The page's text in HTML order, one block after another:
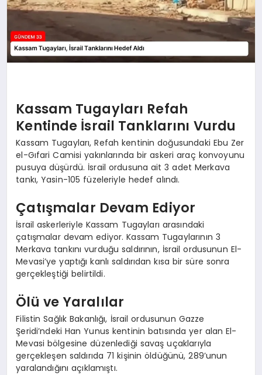
Kassam Tugayları Refah
Kentinde İsrail Tanklarını Vurdu
Kassam Tugayları, Refah kentinin doğusundaki Ebu Zer
el-Gıfari Camisi yakınlarında bir askeri araç konvoyunu
pusuya düşürdü. İsrail ordusuna ait 3 adet Merkava
tankı, Yasin-105 füzeleriyle hedef alındı.
Çatışmalar Devam Ediyor
İsrail askerleriyle Kassam Tugayları arasındaki
çatışmalar devam ediyor. Kassam Tugaylarının 3
Merkava tankını vurduğu saldırının, İsrail ordusunun El-
Mevasi’ye yaptığı kanlı saldırıdan kısa bir süre sonra
gerçekleştiği belirtildi.
Ölü ve Yaralılar
Filistin Sağlık Bakanlığı, İsrail ordusunun Gazze
Şeridi’ndeki Han Yunus kentinin batısında yer alan El-
Mevasi bölgesine düzenlediği savaş uçaklarıyla
gerçekleşen saldırıda 71 kişinin öldüğünü, 289’unun
yaralandığını açıklamıştı.